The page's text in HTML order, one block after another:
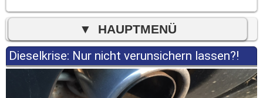
Dieselkrise: Nur nicht verunsichern lassen?!